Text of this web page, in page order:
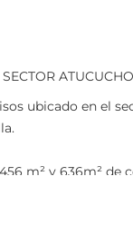
ATUCUCHO
ubicado en el
m² y 636m²
lo convierte en